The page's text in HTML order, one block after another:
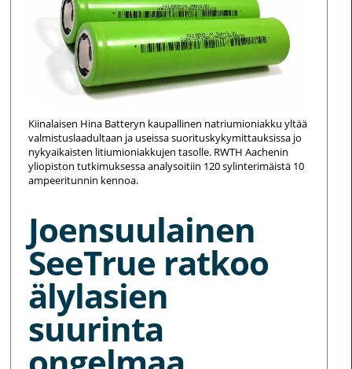
Kiinalaisen Hina Batteryn kaupallinen natriumioniakku yltää
valmistuslaadultaan ja useissa suorituskykymittauksissa jo
nykyaikaisten litiumioniakkujen tasolle. RWTH Aachenin
yliopiston tutkimuksessa analysoitiin 120 sylinterimäistä 10
ampeeritunnin kennoa.
Joensuulainen
SeeTrue ratkoo
älylasien
suurinta